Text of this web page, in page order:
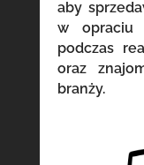
aby
w opraciu
podczas
oraz
branży.